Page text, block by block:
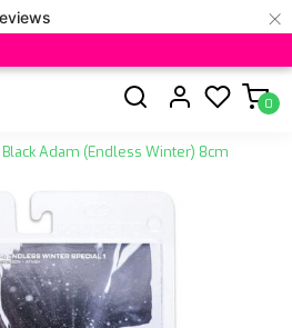
×
0
Black Adam (Endless Winter) 8cm